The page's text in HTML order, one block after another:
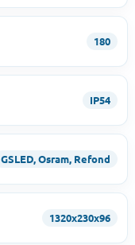
180
IP54
GSLED, Osram, Refond
1320х230х96